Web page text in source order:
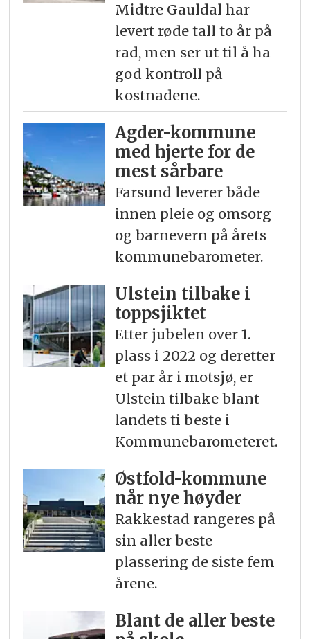
Midtre Gauldal har
levert røde tall to år på
rad, men ser ut til å ha
god kontroll på
kostnadene.
Agder-kommune
med hjerte for de
mest sårbare
Farsund leverer både
innen pleie og omsorg
og barnevern på årets
kommunebarometer.
Ulstein tilbake i
toppsjiktet
Etter jubelen over 1.
plass i 2022 og deretter
et par år i motsjø, er
Ulstein tilbake blant
landets ti beste i
Kommunebarometeret.
Østfold-kommune
når nye høyder
Rakkestad rangeres på
sin aller beste
plassering de siste fem
årene.
Blant de aller beste